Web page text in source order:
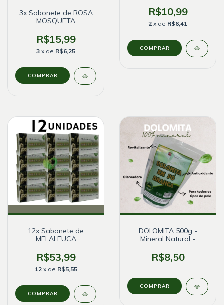
3x Sabonete de ROSA
MOSQUETA
R$15,99
3 x de R$6,25
R$10,99
2 x de R$6,41
12x Sabonete de
MELALEUCA
R$53,99
12 x de R$5,55
DOLOMITA 500g -
Mineral Natural -
antioxidante
R$8,50